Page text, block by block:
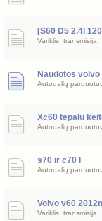
[S60 D5 2.4l
Variklis, transmisija
Naudotos volvo
Autodalių
Xc60 tepalu
Autodalių
s70 ir c70 I
Autodalių
Volvo v60
Variklis, transmisija